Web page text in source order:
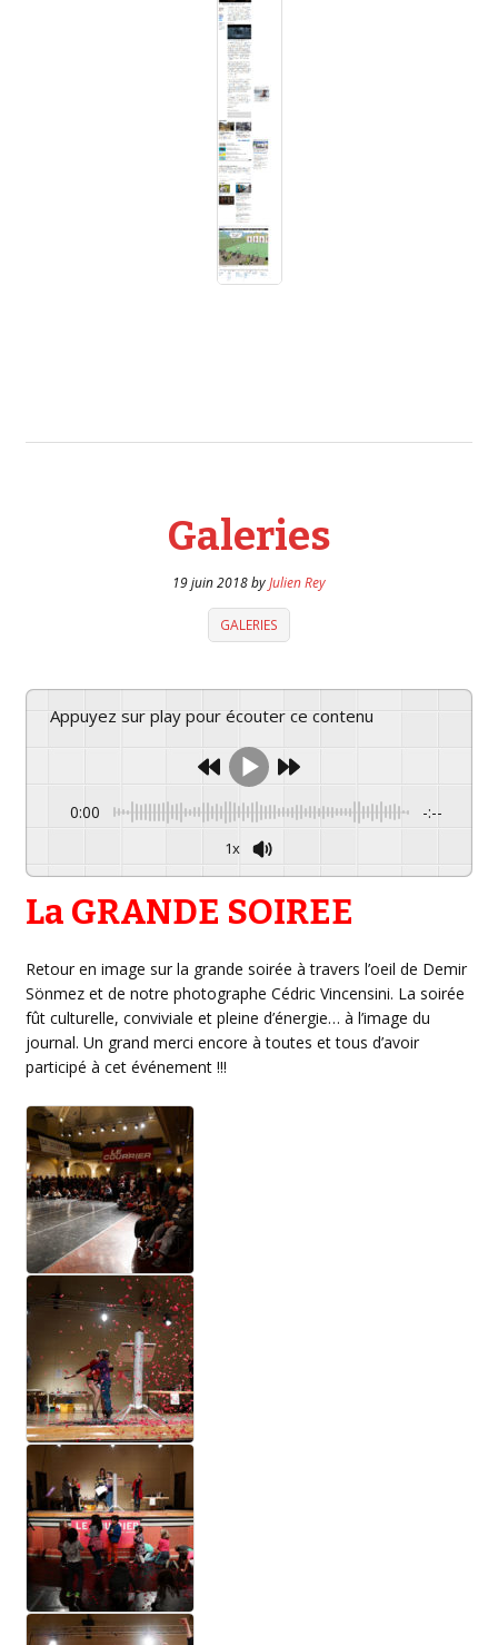
Galeries
19 juin 2018byJulien Rey
GALERIES
Appuyez sur play pour écouter ce contenu
0:00 -:--
1x
La GRANDE SOIREE
Retour en image sur la grande soirée à travers l’oeil de Demir
Sönmez et de notre photographe Cédric Vincensini. La soirée
fût culturelle, conviviale et pleine d’énergie… à l’image du
journal. Un grand merci encore à toutes et tous d’avoir
participé à cet événement !!!